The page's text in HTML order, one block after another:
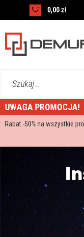
0,00 zł
Szukaj...
UWAGA PROMOCJA!
Rabat -50% na wszystkie